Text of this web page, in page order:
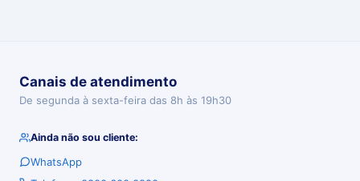
Canais de atendimento
De segunda à sexta-feira das 8h às 19h30
Ainda não sou cliente:
WhatsApp